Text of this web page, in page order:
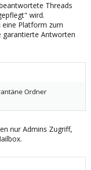
Threads
wird.
eine Platform zum
garantierte Antworten
Ordner
nur Admins Zugriff,